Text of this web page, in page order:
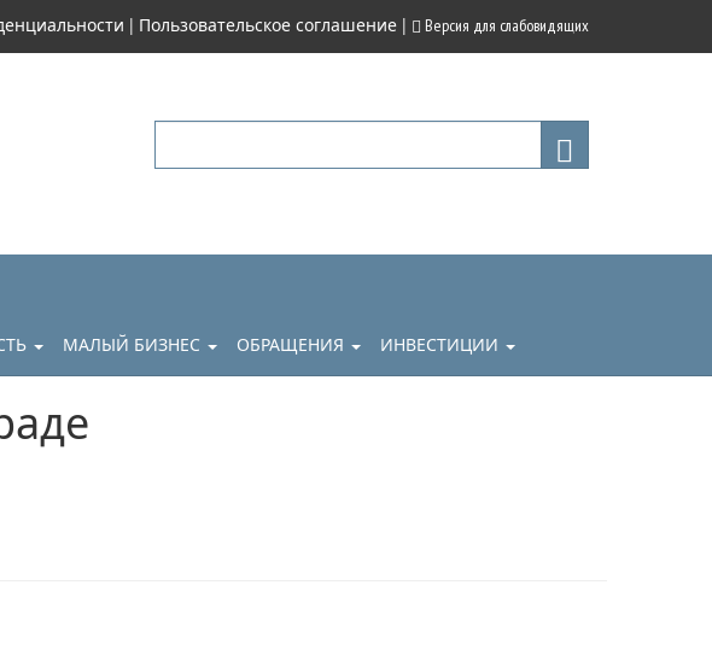
| Пользовательское соглашение | Версия для слабовидящих
МАЛЫЙ БИЗНЕС ОБРАЩЕНИЯ ИНВЕСТИЦИИ